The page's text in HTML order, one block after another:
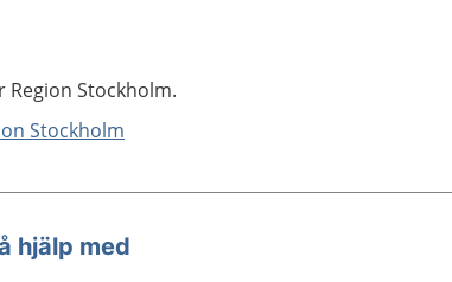
Stockholm.
Stockholm
hjälp med